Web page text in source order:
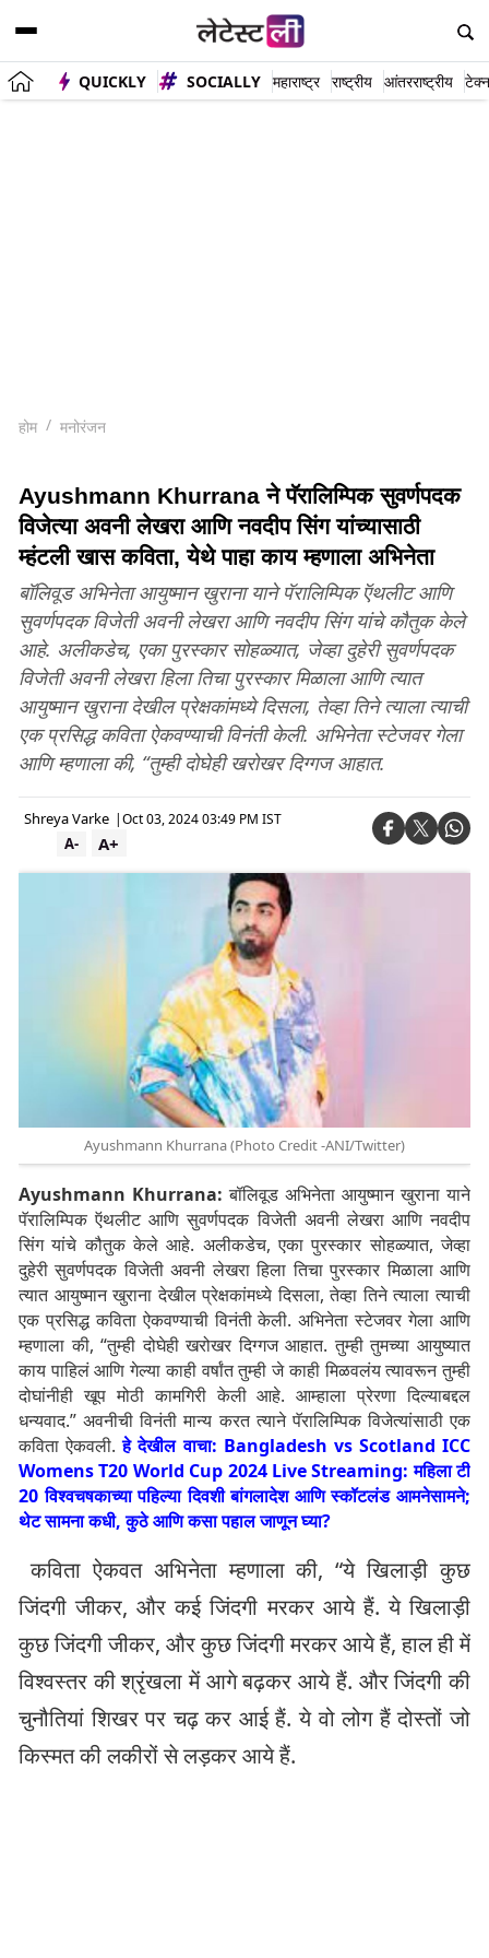
QUICKLY SOCIALLY महाराष्ट्र राष्ट्रीय आंतरराष्ट्रीय
होम मनोरंजन
Ayushmann Khurrana ने पॅरालिम्पिक सुवर्णपदक
विजेत्या अवनी लेखरा आणि नवदीप सिंग यांच्यासाठी
म्हंटली खास कविता, येथे पाहा काय म्हणाला अभिनेता
बॉलिवूड अभिनेता आयुष्मान खुराना याने पॅरालिम्पिक ऍथलीट आणि
सुवर्णपदक विजेती अवनी लेखरा आणि नवदीप सिंग यांचे कौतुक केले
आहे. अलीकडेच, एका पुरस्कार सोहळ्यात, जेव्हा दुहेरी सुवर्णपदक
विजेती अवनी लेखरा हिला तिचा पुरस्कार मिळाला आणि त्यात
आयुष्मान खुराना देखील प्रेक्षकांमध्ये दिसला, तेव्हा तिने त्याला त्याची
एक प्रसिद्ध कविता ऐकवण्याची विनंती केली. अभिनेता स्टेजवर गेला
आणि म्हणाला की, “तुम्ही दोघेही खरोखर दिग्गज आहात.
Shreya Varke |Oct 03, 2024 03:49 PM IST
A+
A-
Ayushmann Khurrana (Photo Credit -ANI/Twitter)
Ayushmann Khurrana: बॉलिवूड अभिनेता आयुष्मान खुराना याने
पॅरालिम्पिक ऍथलीट आणि सुवर्णपदक विजेती अवनी लेखरा आणि नवदीप
सिंग यांचे कौतुक केले आहे. अलीकडेच, एका पुरस्कार सोहळ्यात, जेव्हा
दुहेरी सुवर्णपदक विजेती अवनी लेखरा हिला तिचा पुरस्कार मिळाला आणि
त्यात आयुष्मान खुराना देखील प्रेक्षकांमध्ये दिसला, तेव्हा तिने त्याला त्याची
एक प्रसिद्ध कविता ऐकवण्याची विनंती केली. अभिनेता स्टेजवर गेला आणि
म्हणाला की, “तुम्ही दोघेही खरोखर दिग्गज आहात. तुम्ही तुमच्या आयुष्यात
काय पाहिलं आणि गेल्या काही वर्षांत तुम्ही जे काही मिळवलंय त्यावरून तुम्ही
दोघांनीही खूप मोठी कामगिरी केली आहे. आम्हाला प्रेरणा दिल्याबद्दल
धन्यवाद.” अवनीची विनंती मान्य करत त्याने पॅरालिम्पिक विजेत्यांसाठी एक
कविता ऐकवली.हे देखील वाचा: Bangladesh vs Scotland ICC
Womens T20 World Cup 2024 Live Streaming: महिला टी
20 विश्वचषकाच्या पहिल्या दिवशी बांगलादेश आणि स्कॉटलंड आमनेसामने;
थेट सामना कधी, कुठे आणि कसा पहाल जाणून घ्या?
कविता ऐकवत अभिनेता म्हणाला की, “ये खिलाड़ी कुछ
जिंदगी जीकर, और कई जिंदगी मरकर आये हैं. ये खिलाड़ी
कुछ जिंदगी जीकर, और कुछ जिंदगी मरकर आये हैं, हाल ही में
विश्वस्तर की श्रृंखला में आगे बढ़कर आये हैं. और जिंदगी की
चुनौतियां शिखर पर चढ़ कर आई हैं. ये वो लोग हैं दोस्तों जो
किस्मत की लकीरों से लड़कर आये हैं.